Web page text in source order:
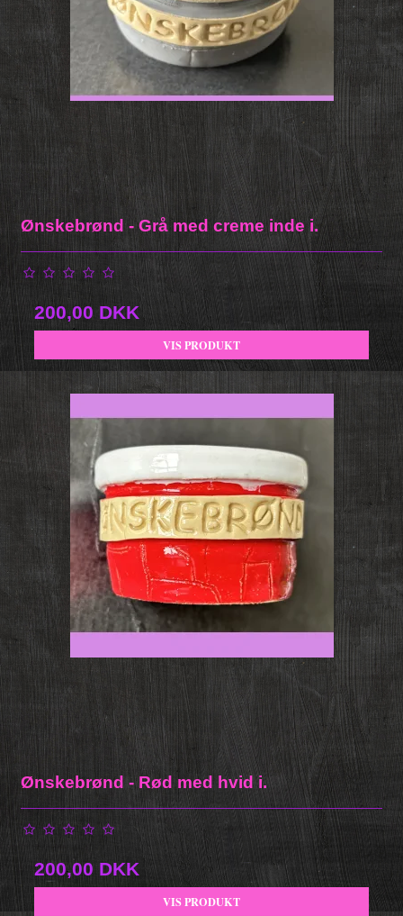
Ønskebrønd - Grå med creme inde i.
200,00 DKK
VIS PRODUKT
Ønskebrønd - Rød med hvid i.
200,00 DKK
VIS PRODUKT